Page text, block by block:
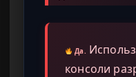
Да.
консоли